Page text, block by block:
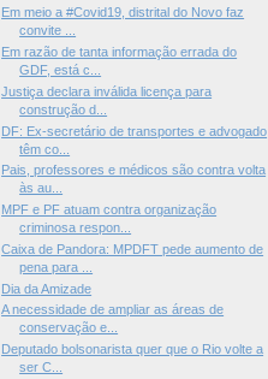
Em meio a #Covid19, distrital do Novo faz
convite ...
Em razão de tanta informação errada do
GDF, está c...
Justiça declara inválida licença para
construção d...
DF: Ex-secretário de transportes e advogado
têm co...
Pais, professores e médicos são contra volta
às au...
MPF e PF atuam contra organização
criminosa respon...
Caixa de Pandora: MPDFT pede aumento de
pena para ...
Dia da Amizade
A necessidade de ampliar as áreas de
conservação e...
Deputado bolsonarista quer que o Rio volte a
ser C...